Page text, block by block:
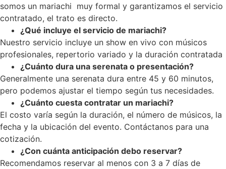
somos un mariachi muy formal y garantizamos el servicio
contratado, el trato es directo.
¿Qué incluye el servicio de mariachi?
Nuestro servicio incluye un show en vivo con músicos
profesionales, repertorio variado y la duración contratada
¿Cuánto dura una serenata o presentación?
Generalmente una serenata dura entre 45 y 60 minutos,
pero podemos ajustar el tiempo según tus necesidades.
¿Cuánto cuesta contratar un mariachi?
El costo varía según la duración, el número de músicos, la
fecha y la ubicación del evento. Contáctanos para una
cotización.
¿Con cuánta anticipación debo reservar?
Recomendamos reservar al menos con 3 a 7 días de